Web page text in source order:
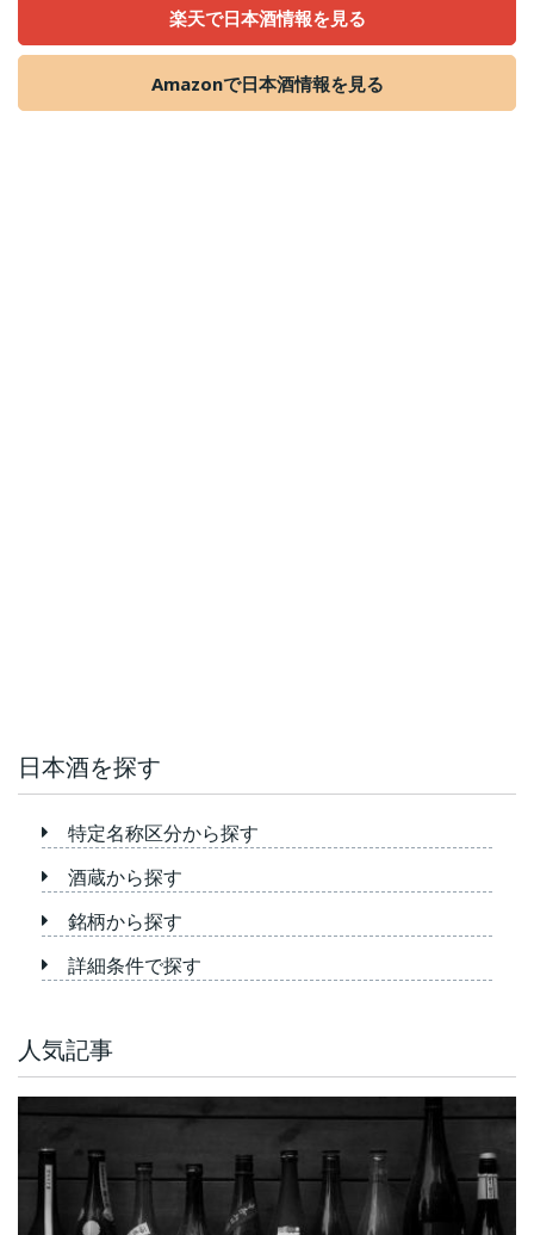
楽天で日本酒情報を見る
Amazonで日本酒情報を見る
日本酒を探す
特定名称区分から探す
酒蔵から探す
銘柄から探す
詳細条件で探す
人気記事